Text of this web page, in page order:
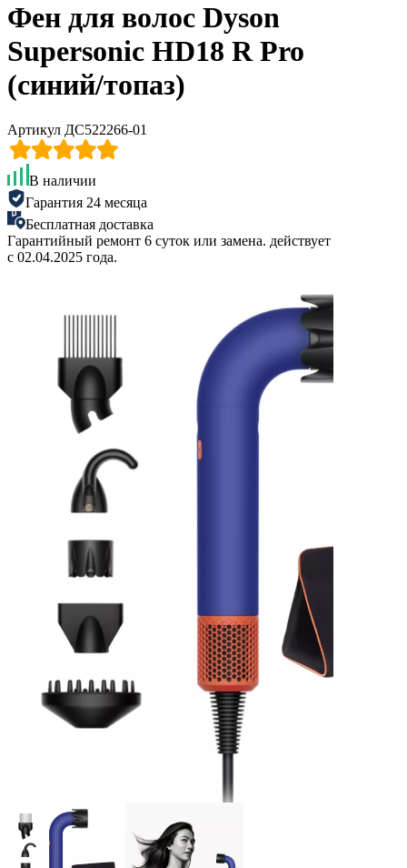
Фен для волос Dyson
Supersonic HD18 R Pro
(синий/топаз)
Артикул ДС522266-01
В наличии
Гарантия 24 месяца
Бесплатная доставка
Гарантийный ремонт 6 суток или замена. действует
с 02.04.2025 года.